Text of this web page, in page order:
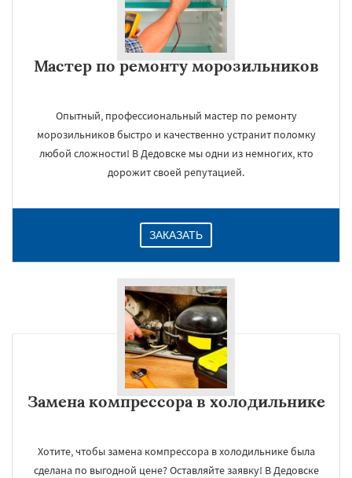
Мастер по ремонту морозильников
Опытный, профессиональный мастер по ремонту
морозильников быстро и качественно устранит поломку
любой сложности! В Дедовске мы одни из немногих, кто
дорожит своей репутацией.
ЗАКАЗАТЬ
Замена компрессора в холодильнике
Хотите, чтобы замена компрессора в холодильнике была
сделана по выгодной цене? Оставляйте заявку! В Дедовске